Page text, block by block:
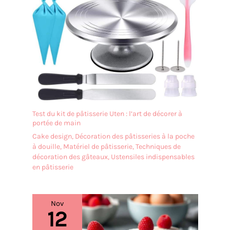
occasions, comme les
anniversaires, les bals de
fin d'études, les
anniversaires de mariage,
les baby showers, les fêtes
nationales, les
célébrations et ainsi de
suite. Ils attireront
facilement les regards et
rendront les gens heureux.
Grâce au design jetable
des assiettes de fête, vous
gagnez du temps lors du
nettoyage et vous pouvez
l'événement. Vous pouvez
passer plus de temps à
profiter de la fête et
accompagner votre famille
Test du kit de pâtisserie Uten : l’art de décorer à
portée de main
Cake design, Décoration des pâtisseries à la poche
à douille, Matériel de pâtisserie,Techniques de
décoration des gâteaux, Ustensiles indispensables
en pâtisserie
Nov
12